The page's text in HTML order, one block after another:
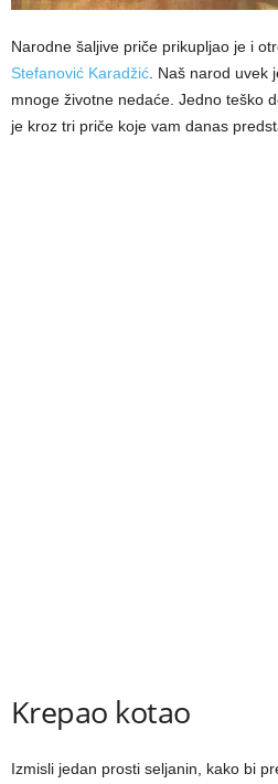
Narodne šaljive priče prikupljao je i
Stefanović Karadžić . Naš narod
mnoge životne nedaće. Jedno teško
je kroz tri priče koje vam danas
Krepao kotao
Izmisli jedan prosti seljanin, kako bi